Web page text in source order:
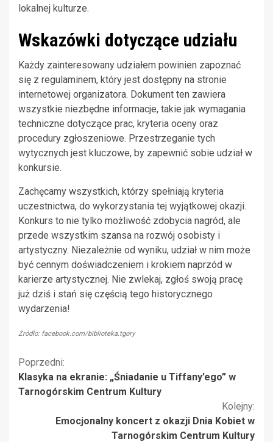
lokalnej kulturze.
Wskazówki dotyczące udziału
Każdy zainteresowany udziałem powinien zapoznać
się z regulaminem, który jest dostępny na stronie
internetowej organizatora. Dokument ten zawiera
wszystkie niezbędne informacje, takie jak wymagania
techniczne dotyczące prac, kryteria oceny oraz
procedury zgłoszeniowe. Przestrzeganie tych
wytycznych jest kluczowe, by zapewnić sobie udział w
konkursie.
Zachęcamy wszystkich, którzy spełniają kryteria
uczestnictwa, do wykorzystania tej wyjątkowej okazji.
Konkurs to nie tylko możliwość zdobycia nagród, ale
przede wszystkim szansa na rozwój osobisty i
artystyczny. Niezależnie od wyniku, udział w nim może
być cennym doświadczeniem i krokiem naprzód w
karierze artystycznej. Nie zwlekaj, zgłoś swoją pracę
już dziś i stań się częścią tego historycznego
wydarzenia!
Źródło: facebook.com/biblioteka.tgory
Kontynuuj
czytanie
Poprzedni:
Klasyka na ekranie: „Śniadanie u Tiffany’ego” w
Tarnogórskim Centrum Kultury
Kolejny:
Emocjonalny koncert z okazji Dnia Kobiet w
Tarnogórskim Centrum Kultury